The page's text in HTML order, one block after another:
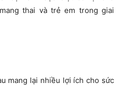
thai và trẻ em trong giai
mang lại nhiều lợi ích cho sức